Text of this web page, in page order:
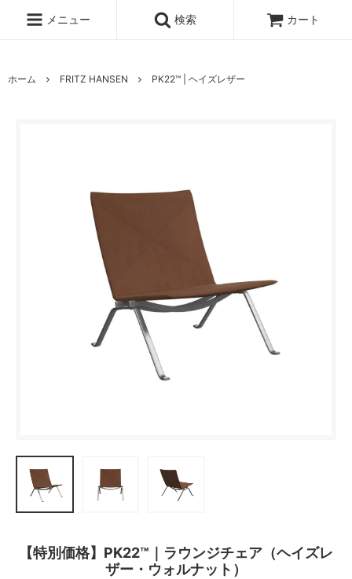
メニュー 検索 カート
ホーム FRITZ HANSEN PK22™ | ヘイズレザー
【特別価格】PK22™｜ラウンジチェア（ヘイズレ
ザー・ウォルナット）